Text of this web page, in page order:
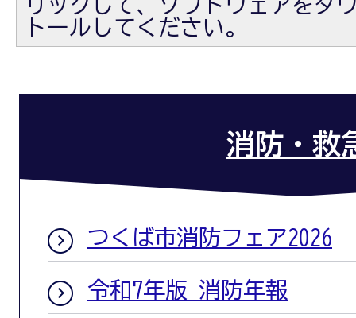
リックして、ソフトウェアをダ
トールしてください。
消防・救
つくば市消防フェア2026
令和7年版 消防年報